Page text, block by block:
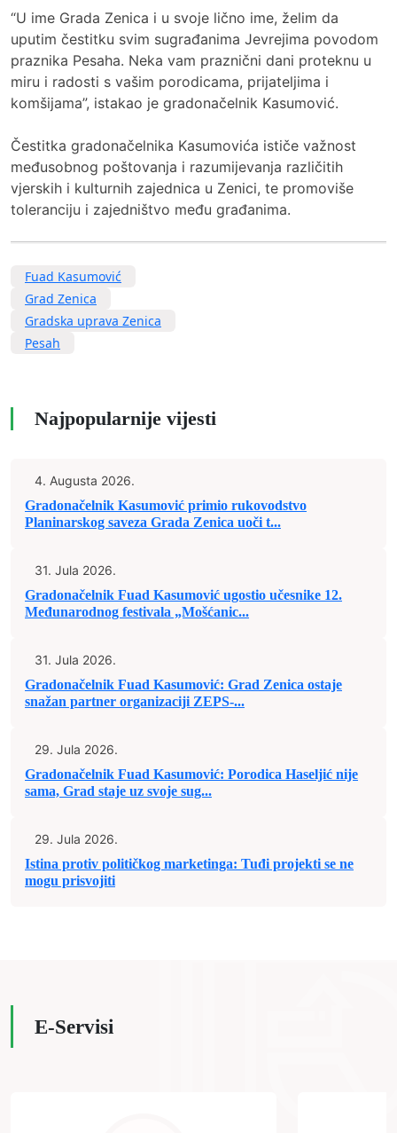
“U ime Grada Zenica i u svoje lično ime, želim da
uputim čestitku svim sugrađanima Jevrejima povodom
praznika Pesaha. Neka vam praznični dani proteknu u
miru i radosti s vašim porodicama, prijateljima i
komšijama”, istakao je gradonačelnik Kasumović.
Čestitka gradonačelnika Kasumovića ističe važnost
međusobnog poštovanja i razumijevanja različitih
vjerskih i kulturnih zajednica u Zenici, te promoviše
toleranciju i zajedništvo među građanima.
Fuad Kasumović
Grad Zenica
Gradska uprava Zenica
Pesah
Najpopularnije vijesti
4. Augusta 2026.
Gradonačelnik Kasumović primio rukovodstvo
Planinarskog saveza Grada Zenica uoči t...
31. Jula 2026.
Gradonačelnik Fuad Kasumović ugostio učesnike 12.
Međunarodnog festivala „Mošćanic...
31. Jula 2026.
Gradonačelnik Fuad Kasumović: Grad Zenica ostaje
snažan partner organizaciji ZEPS-...
29. Jula 2026.
Gradonačelnik Fuad Kasumović: Porodica Haseljić nije
sama, Grad staje uz svoje sug...
29. Jula 2026.
Istina protiv političkog marketinga: Tuđi projekti se ne
mogu prisvojiti
E-Servisi